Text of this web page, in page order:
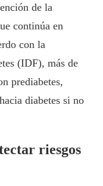
de la
continúa en
con la
(IDF), más de
prediabetes,
diabetes si no
riesgos